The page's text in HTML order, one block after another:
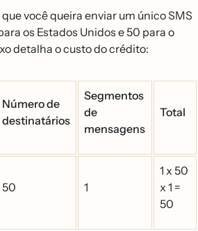
você queira enviar um único SMS
os Estados Unidos e 50 para o
detalha o custo do crédito:
Número de
destinatários
Segmentos
de
mensagens
Total
50 1
1 x 50
x 1 =
50